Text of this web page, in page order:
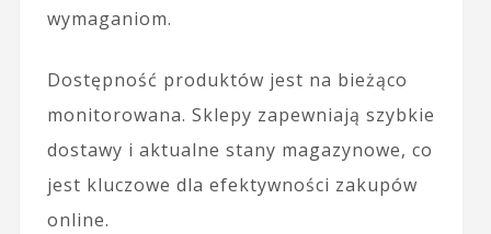
wymaganiom.
Dostępność produktów jest na bieżąco
monitorowana. Sklepy zapewniają szybkie
dostawy i aktualne stany magazynowe, co
jest kluczowe dla efektywności zakupów
online.